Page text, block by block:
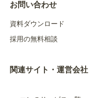
お問い合わせ
資料ダウンロード
採用の無料相談
関連サイト・運営会社